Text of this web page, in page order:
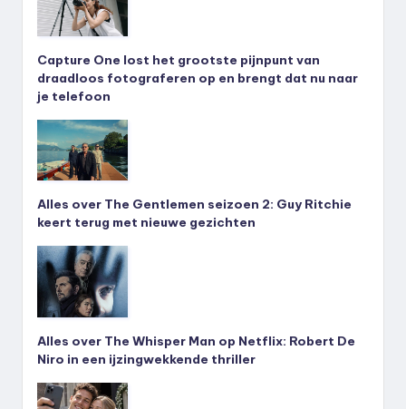
Capture One lost het grootste pijnpunt van
draadloos fotograferen op en brengt dat nu naar
je telefoon
Alles over The Gentlemen seizoen 2: Guy Ritchie
keert terug met nieuwe gezichten
Alles over The Whisper Man op Netflix: Robert De
Niro in een ijzingwekkende thriller